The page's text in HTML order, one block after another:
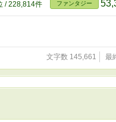
/ 228,814件 ファンタジー
文字数 145,661 最